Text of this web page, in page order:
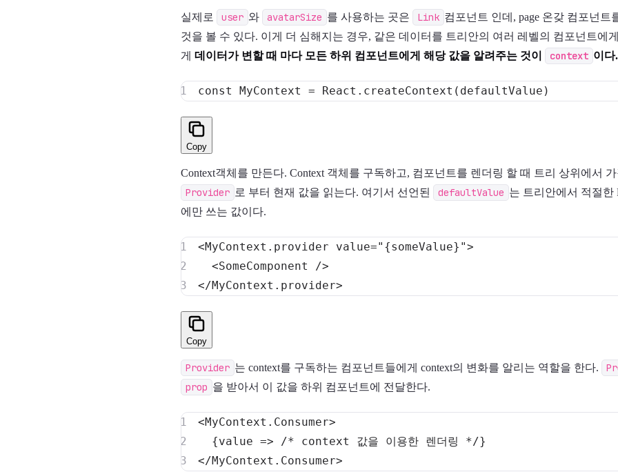
실제로 user 와 avatarSize 를 사용하는 곳은 Link 컴포넌트 인데, page 온갖 컴포넌트
것을 볼 수 있다. 이게 더 심해지는 경우, 같은 데이터를 트리안의 여러 레벨의 컴포넌트에
게 데이터가 변할 때 마다 모든 하위 컴포넌트에게 해당 값을 알려주는 것이 context 이다.
const MyContext = React . createContext ( defaultValue )
Copy
Context객체를 만든다. Context 객체를 구독하고, 컴포넌트를 렌더링 할 때 트리 상위에서
Provider 로 부터 현재 값을 읽는다. 여기서 선언된 defaultValue 는 트리안에서 적절한
에만 쓰는 값이다.
<MyContext.provider value=" {someValue} ">
<SomeComponent
/>
</MyContext.provider>
Copy
Provider 는 context를 구독하는 컴포넌트들에게 context의 변화를 알리는 역할을 한다.
prop 을 받아서 이 값을 하위 컴포넌트에 전달한다.
<MyContext.Consumer>
</MyContext.Consumer>